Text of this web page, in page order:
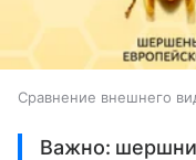
Сравнение внешнего
Важно: